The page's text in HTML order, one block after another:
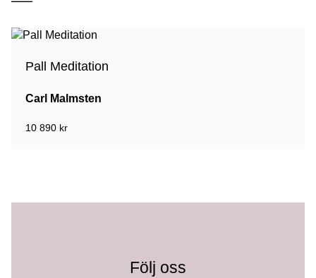
Pall Meditation
Carl Malmsten
10 890 kr
Följ oss